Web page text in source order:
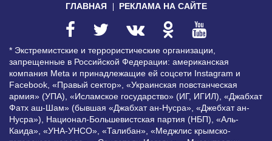
ГЛАВНАЯ РЕКЛАМА НА САЙТЕ
* Экстремистские и террористические организации,
запрещенные в Российской Федерации: американская
компания Meta и принадлежащие ей соцсети Instagram и
Facebook, «Правый сектор», «Украинская повстанческая
армия» (УПА), «Исламское государство» (ИГ, ИГИЛ), «Джабхат
Фатх аш-Шам» (бывшая «Джабхат ан-Нусра», «Джебхат ан-
Нусра»), Национал-Большевистская партия (НБП), «Аль-
Каида», «УНА-УНСО», «Талибан», «Меджлис крымско-